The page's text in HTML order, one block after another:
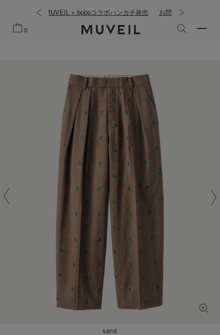
× bpbpコラボハンカチ発売
お問い合わせフォームの不具合に関するお
0
sand